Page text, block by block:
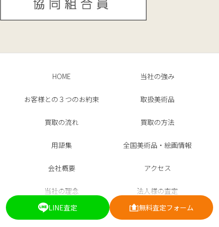
HOME 当社の強み
お客様との３つのお約束 取扱美術品
買取の流れ 買取の方法
用語集 全国美術品・絵画情報
会社概要 アクセス
当社の理念 法人様の査定
お客様の声 よくある質問
LINE査定 無料査定フォーム